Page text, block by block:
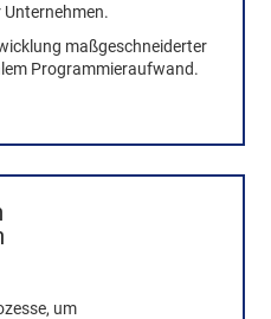
maßgeschneiderter
Programmieraufwand.
um